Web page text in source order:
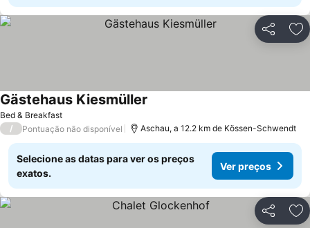
Partilhar
Bed & Breakfast
Gästehaus Kiesmüller
/ Pontuação não disponível Aschau, a 12.2 km de Kössen-Schwendt
Selecione as datas para ver os preços
exatos.
Ver preços
Partilhar